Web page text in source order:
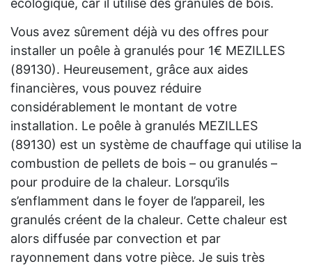
écologique, car il utilise des granulés de bois.
Vous avez sûrement déjà vu des offres pour
installer un poêle à granulés pour 1€ MEZILLES
(89130). Heureusement, grâce aux aides
financières, vous pouvez réduire
considérablement le montant de votre
installation. Le poêle à granulés MEZILLES
(89130) est un système de chauffage qui utilise la
combustion de pellets de bois – ou granulés –
pour produire de la chaleur. Lorsqu’ils
s’enflamment dans le foyer de l’appareil, les
granulés créent de la chaleur. Cette chaleur est
alors diffusée par convection et par
rayonnement dans votre pièce. Je suis très